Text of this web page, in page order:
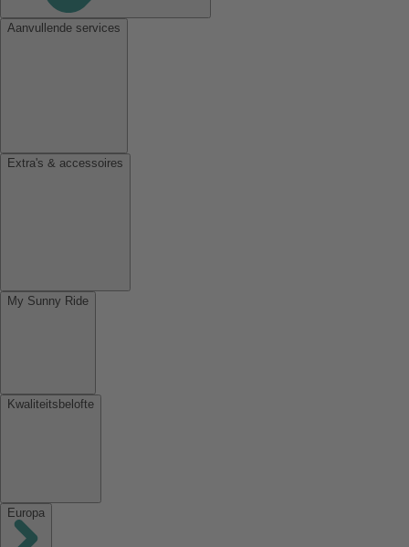
Aanvullende services
Extra's & accessoires
My Sunny Ride
Kwaliteitsbelofte
Europa